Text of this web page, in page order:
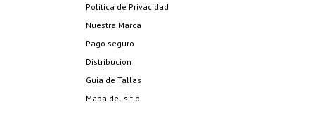
Politica de Privacidad
Nuestra Marca
Pago seguro
Distribucion
Guia de Tallas
Mapa del sitio